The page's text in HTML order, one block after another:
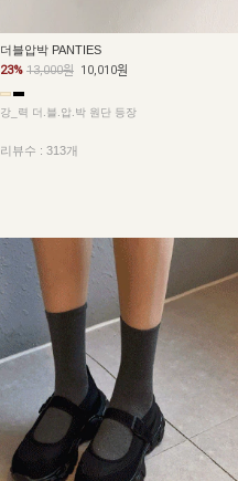
더블압박 PANTIES
23% 13,000원 10,010원
강_력 더.블.압.박 원단 등장
리뷰수 : 313개